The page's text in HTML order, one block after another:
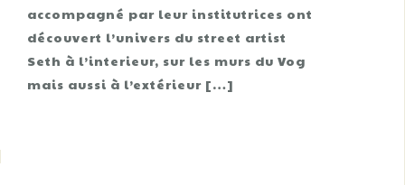
accompagné par leur institutrices ont
découvert l’univers du street artist
Seth à l’interieur, sur les murs du Vog
mais aussi à l’extérieur […]